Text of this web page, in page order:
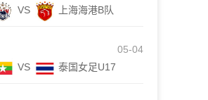
VS 上海海港B队
05-04
VS 泰国女足U17